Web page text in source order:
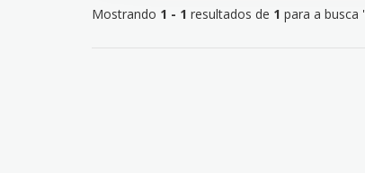
Mostrando 1 - 1 resultados de 1 para a busca '